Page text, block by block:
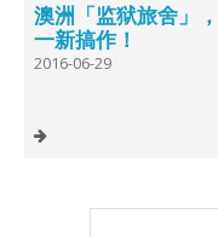
澳洲「监狱旅舍」
一新搞作！
2016-06-29